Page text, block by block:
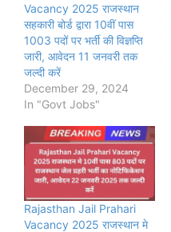
Vacancy 2025 राजस्थान
सहकारी बोर्ड द्वारा 10वीं पास
1003 पदों पर भर्ती की विज्ञप्ति
जारी, आवेदन 11 जनवरी तक
जल्दी करें
December 29, 2024
In "Govt Jobs"
Rajasthan Jail Prahari
Vacancy 2025 राजस्थान मे